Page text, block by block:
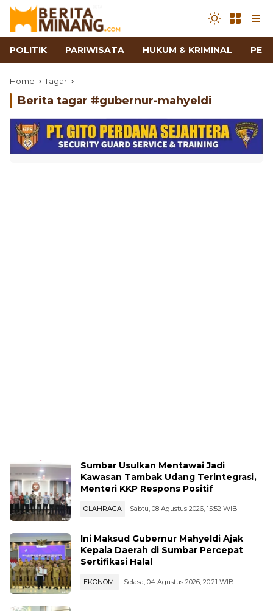
POLITIK PARIWISATA HUKUM & KRIMINAL
Home Tagar
Berita tagar #gubernur-mahyeldi
Sumbar Usulkan Mentawai Jadi
Kawasan Tambak Udang Terintegrasi,
Menteri KKP Respons Positif
OLAHRAGA Sabtu, 08 Agustus 2026, 15:52 WIB
Ini Maksud Gubernur Mahyeldi Ajak
Kepala Daerah di Sumbar Percepat
Sertifikasi Halal
EKONOMI Selasa, 04 Agustus 2026, 20:21 WIB